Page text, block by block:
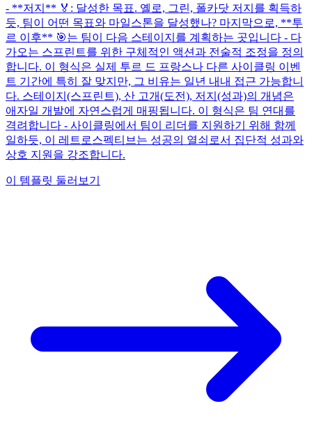
- **저지** 🏅: 달성한 목표. 옐로, 그린, 폴카닷 저지를 획득하
듯, 팀이 어떤 목표와 마일스톤을 달성했나? 마지막으로, **투
르 이후** 🎯는 팀이 다음 스테이지를 계획하는 곳입니다 - 다
가오는 스프린트를 위한 구체적인 액션과 전술적 조정을 정의
합니다. 이 형식은 실제 투르 드 프랑스나 다른 사이클링 이벤
트 기간에 특히 잘 맞지만, 그 비유는 일년 내내 접근 가능합니
다. 스테이지(스프린트), 산 고개(도전), 저지(성과)의 개념은
애자일 개발에 자연스럽게 매핑됩니다. 이 형식은 팀 연대를
격려합니다 - 사이클링에서 팀이 리더를 지원하기 위해 함께
일하듯, 이 레트로스펙티브는 성공의 열쇠로서 집단적 성과와
상호 지원을 강조합니다.
이 템플릿 둘러보기